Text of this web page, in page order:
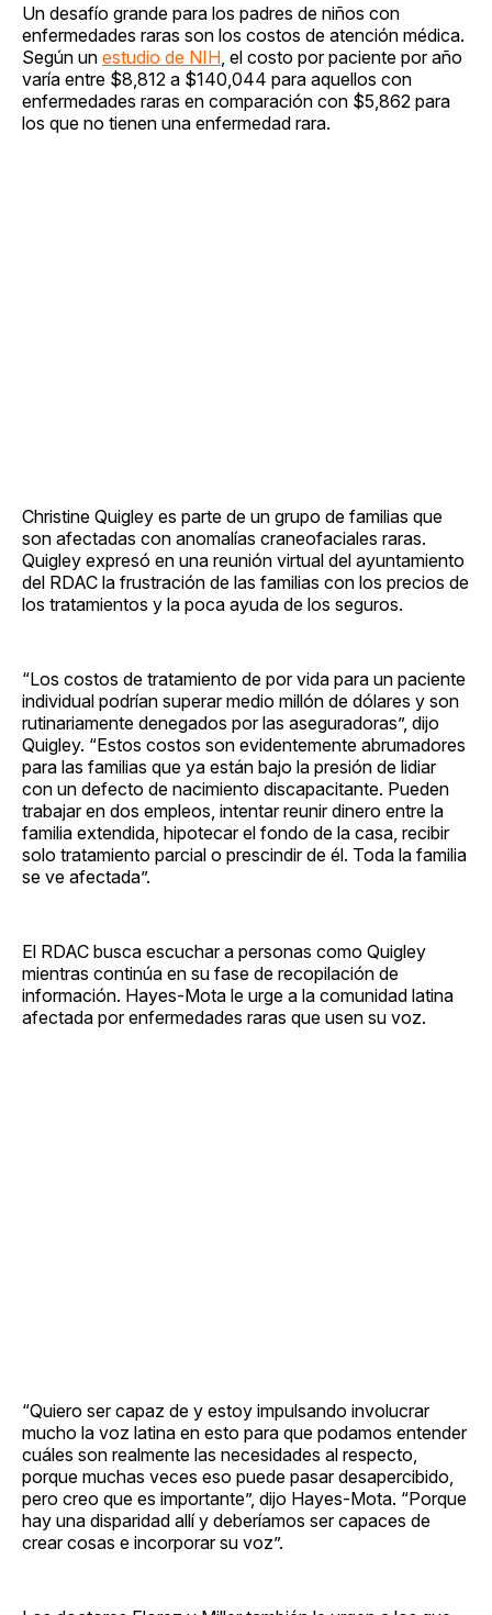
Un desafío grande para los padres de niños con
enfermedades raras son los costos de atención médica.
Según un estudio de NIH , el costo por paciente por año
varía entre $8,812 a $140,044 para aquellos con
enfermedades raras en comparación con $5,862 para
los que no tienen una enfermedad rara.
Christine Quigley es parte de un grupo de familias que
son afectadas con anomalías craneofaciales raras.
Quigley expresó en una reunión virtual del ayuntamiento
del RDAC la frustración de las familias con los precios de
los tratamientos y la poca ayuda de los seguros.
“Los costos de tratamiento de por vida para un paciente
individual podrían superar medio millón de dólares y son
rutinariamente denegados por las aseguradoras”, dijo
Quigley. “Estos costos son evidentemente abrumadores
para las familias que ya están bajo la presión de lidiar
con un defecto de nacimiento discapacitante. Pueden
trabajar en dos empleos, intentar reunir dinero entre la
familia extendida, hipotecar el fondo de la casa, recibir
solo tratamiento parcial o prescindir de él. Toda la familia
se ve afectada”.
El RDAC busca escuchar a personas como Quigley
mientras continúa en su fase de recopilación de
información. Hayes-Mota le urge a la comunidad latina
afectada por enfermedades raras que usen su voz.
“Quiero ser capaz de y estoy impulsando involucrar
mucho la voz latina en esto para que podamos entender
cuáles son realmente las necesidades al respecto,
porque muchas veces eso puede pasar desapercibido,
pero creo que es importante”, dijo Hayes-Mota. “Porque
hay una disparidad allí y deberíamos ser capaces de
crear cosas e incorporar su voz”.